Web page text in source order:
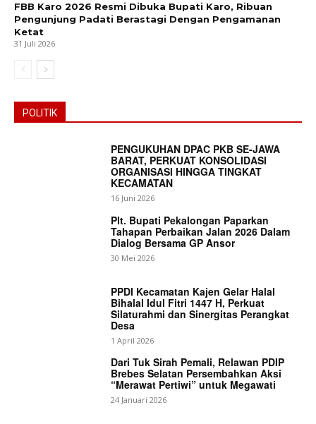
FBB Karo 2026 Resmi Dibuka Bupati Karo, Ribuan
Pengunjung Padati Berastagi Dengan Pengamanan
Ketat
31 Juli 2026
POLITIK
PENGUKUHAN DPAC PKB SE-JAWA
BARAT, PERKUAT KONSOLIDASI
ORGANISASI HINGGA TINGKAT
KECAMATAN
16 Juni 2026
Plt. Bupati Pekalongan Paparkan
Tahapan Perbaikan Jalan 2026 Dalam
Dialog Bersama GP Ansor
30 Mei 2026
PPDI Kecamatan Kajen Gelar Halal
Bihalal Idul Fitri 1447 H, Perkuat
Silaturahmi dan Sinergitas Perangkat
Desa
1 April 2026
Dari Tuk Sirah Pemali, Relawan PDIP
Brebes Selatan Persembahkan Aksi
“Merawat Pertiwi” untuk Megawati
24 Januari 2026